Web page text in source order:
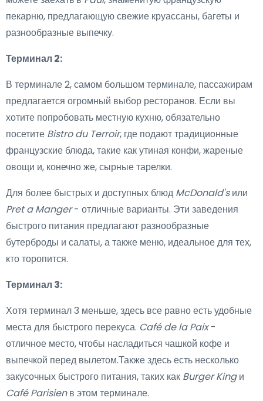
пекарню, предлагающую свежие круассаны, багеты и
разнообразные выпечку.
Терминал 2:
В терминале 2, самом большом терминале, пассажирам
предлагается огромный выбор ресторанов. Если вы
хотите попробовать местную кухню, обязательно
посетите Bistro du Terroir, где подают традиционные
французские блюда, такие как утиная конфи, жареные
овощи и, конечно же, сырные тарелки.
Для более быстрых и доступных блюд McDonald'sили
Pret a Manger- отличные варианты. Эти заведения
быстрого питания предлагают разнообразные
бутерброды и салаты, а также меню, идеальное для тех,
кто торопится.
Терминал 3:
Хотя терминал 3 меньше, здесь все равно есть удобные
места для быстрого перекуса. Café de la Paix-
отличное место, чтобы насладиться чашкой кофе и
выпечкой перед вылетом.Также здесь есть несколько
закусочных быстрого питания, таких как Burger Kingи
Café Parisienв этом терминале.